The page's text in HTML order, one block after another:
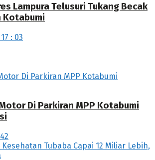
Lampura Telusuri Tukang Becak
Kotabumi
: 03
Di Parkiran MPP Kotabumi